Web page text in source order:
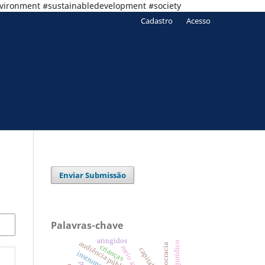
#sustainabledevelopment #society
Cadastro Acesso
Enviar Submissão
Palavras-chave
audiência pública
atingidos
crianças